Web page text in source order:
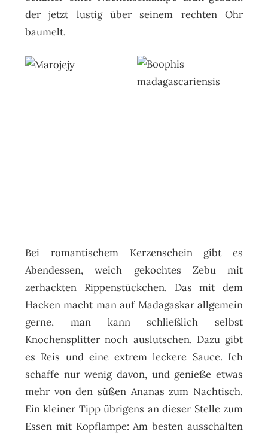
der jetzt lustig über seinem rechten Ohr
baumelt.
Bei romantischem Kerzenschein gibt es
Abendessen, weich gekochtes Zebu mit
zerhackten Rippenstückchen. Das mit dem
Hacken macht man auf Madagaskar allgemein
gerne, man kann schließlich selbst
Knochensplitter noch auslutschen. Dazu gibt
es Reis und eine extrem leckere Sauce. Ich
schaffe nur wenig davon, und genieße etwas
mehr von den süßen Ananas zum Nachtisch.
Ein kleiner Tipp übrigens an dieser Stelle zum
Essen mit Kopflampe: Am besten ausschalten